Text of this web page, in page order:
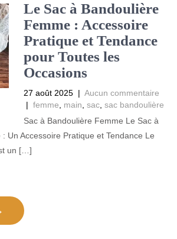
Le Sac à Bandoulière
Femme : Accessoire
Pratique et Tendance
pour Toutes les
Occasions
27 août 2025 | Aucun commentaire
| femme main sac, sac bandoulière
Sac à Bandoulière Femme Le Sac à
Un Accessoire Pratique et Tendance Le
un […]